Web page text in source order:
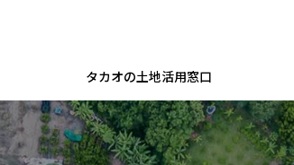
タカオの土地活用窓口